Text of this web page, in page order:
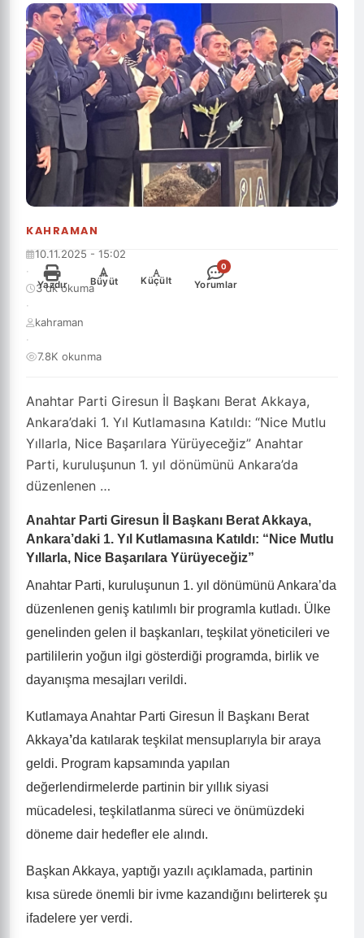
KAHRAMAN
Anahtar Parti Giresun İl Başkanı Berat Akkaya,
Ankara’daki 1. Yıl Kutlamasına Katıldı: “Nice Mutlu
Yıllarla, Nice Başarılara Yürüyeceğiz” Anahtar
Parti, kuruluşunun 1. yıl dönümünü Ankara’da
düzenlenen …
10.11.2025 - 15:02
·
3 dk okuma
·
kahraman
·
7.8K okunma
Yazdır
+
Büyüt
-
Küçült
0
Yorumlar
Anahtar Parti Giresun İl Başkanı Berat Akkaya,
Ankara’daki 1. Yıl Kutlamasına Katıldı: “Nice Mutlu
Yıllarla, Nice Başarılara Yürüyeceğiz”
Anahtar Parti, kuruluşunun 1. yıl dönümünü Ankara’da
düzenlenen geniş katılımlı bir programla kutladı. Ülke
genelinden gelen il başkanları, teşkilat yöneticileri ve
partililerin yoğun ilgi gösterdiği programda, birlik ve
dayanışma mesajları verildi.
Kutlamaya Anahtar Parti Giresun İl Başkanı Berat
Akkaya’da katılarak teşkilat mensuplarıyla bir araya
geldi. Program kapsamında yapılan
değerlendirmelerde partinin bir yıllık siyasi
mücadelesi, teşkilatlanma süreci ve önümüzdeki
döneme dair hedefler ele alındı.
Başkan Akkaya, yaptığı yazılı açıklamada, partinin
kısa sürede önemli bir ivme kazandığını belirterek şu
ifadelere yer verdi.